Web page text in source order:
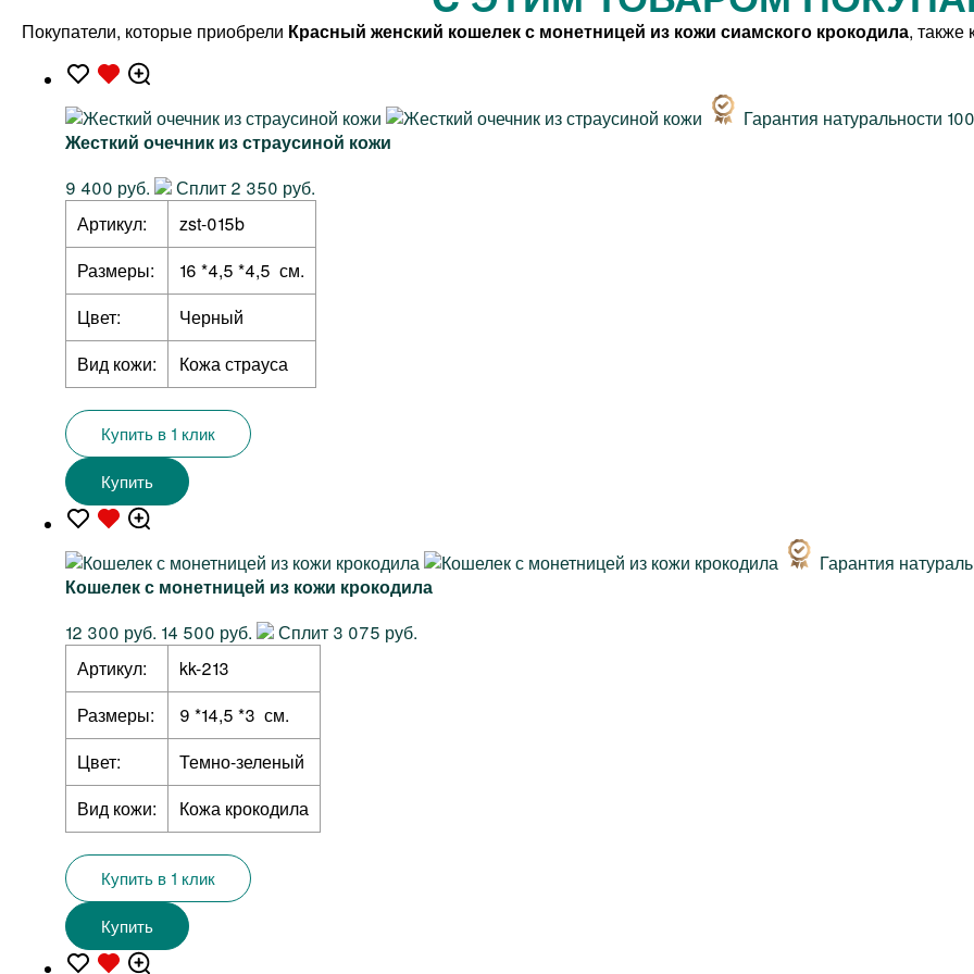
Покупатели, которые приобрели Красный женский кошелек с монетницей из кожи сиамского крокодила, также
Гарантия натуральности
Жесткий очечник из страусиной кожи
9 400 руб.
Сплит 2 350 руб.
Артикул:
zst-015b
Размеры:
16 *4,5 *4,5 см.
Цвет:
Черный
Вид кожи:
Кожа страуса
Купить в 1 клик
Купить
Гарантия
Кошелек с монетницей из кожи крокодила
12 300 руб. 14 500 руб.
Сплит 3 075 руб.
Артикул:
kk-213
Размеры:
9 *14,5 *3 см.
Цвет:
Темно-зеленый
Вид кожи:
Кожа крокодила
Купить в 1 клик
Купить